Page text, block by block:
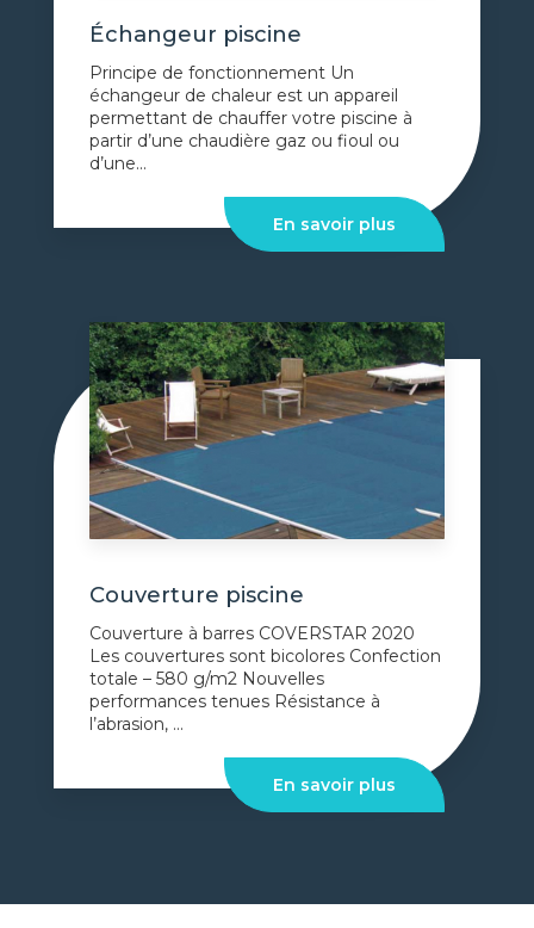
Échangeur piscine
Principe de fonctionnement Un
échangeur de chaleur est un appareil
permettant de chauffer votre piscine à
partir d’une chaudière gaz ou fioul ou
d’une...
En savoir plus
Couverture piscine
Couverture à barres COVERSTAR 2020
Les couvertures sont bicolores Confection
totale – 580 g/m2 Nouvelles
performances tenues Résistance à
l’abrasion, ...
En savoir plus